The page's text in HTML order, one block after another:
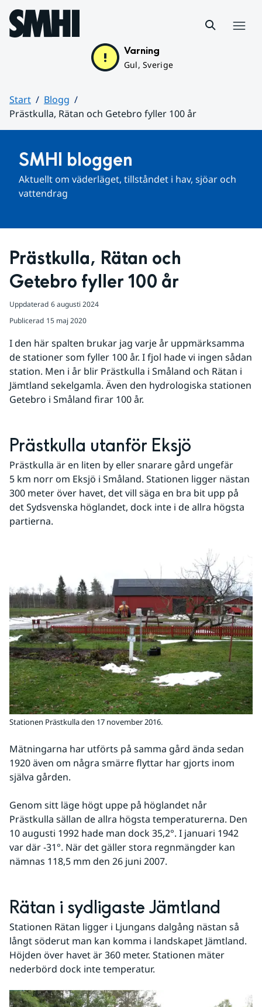
Hoppa till sidans innehåll
Varning
Gul, Sverige
Start
Blogg
Prästkulla, Rätan och Getebro fyller 100 år
SMHI bloggen
Aktuellt om väderläget, tillståndet i hav, sjöar och
vattendrag
Prästkulla, Rätan och
Getebro fyller 100 år
Uppdaterad 6 augusti 2024
Publicerad 15 maj 2020
I den här spalten brukar jag varje år uppmärksamma
de stationer som fyller 100 år. I fjol hade vi ingen sådan
station. Men i år blir Prästkulla i Småland och Rätan i
Jämtland sekelgamla. Även den hydrologiska stationen
Getebro i Småland firar 100 år.
Prästkulla utanför Eksjö
Prästkulla är en liten by eller snarare gård ungefär
5 km norr om Eksjö i Småland. Stationen ligger nästan
300 meter över havet, det vill säga en bra bit upp på
det Sydsvenska höglandet, dock inte i de allra högsta
partierna.
Stationen Prästkulla den 17 november 2016.
Mätningarna har utförts på samma gård ända sedan
1920 även om några smärre flyttar har gjorts inom
själva gården.
Genom sitt läge högt uppe på höglandet når
Prästkulla sällan de allra högsta temperaturerna. Den
10 augusti 1992 hade man dock 35,2°. I januari 1942
var där -31°. När det gäller stora regnmängder kan
nämnas 118,5 mm den 26 juni 2007.
Rätan i sydligaste Jämtland
Stationen Rätan ligger i Ljungans dalgång nästan så
långt söderut man kan komma i landskapet Jämtland.
Höjden över havet är 360 meter. Stationen mäter
nederbörd dock inte temperatur.